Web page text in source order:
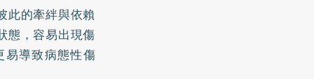
此的牽絆與依賴
態，容易出現傷
易導致病態性傷